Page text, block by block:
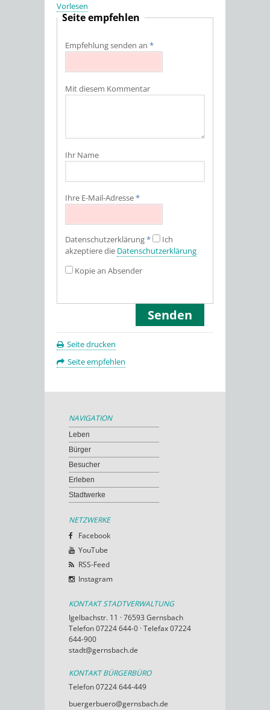
Vorlesen
Seite empfehlen
Empfehlung senden an *
Mit diesem Kommentar
Ihr Name
Ihre E-Mail-Adresse*
Datenschutz­erklärung*
Ich
akzeptiere die Datenschutz­erklärung
Kopie an Absender
Seite drucken
Seite empfehlen
NAVIGATION
Leben
Bürger
Besucher
Erleben
Stadtwerke
NETZWERKE
Facebook
YouTube
RSS-Feed
Instagram
KONTAKT STADTVERWALTUNG
Igelbachstr. 11 · 76593 Gernsbach
Telefon 07224 644-0 · Telefax 07224
644-900
stadt@gernsbach.de
KONTAKT BÜRGERBÜRO
Telefon 07224 644-449
buergerbuero@gernsbach.de